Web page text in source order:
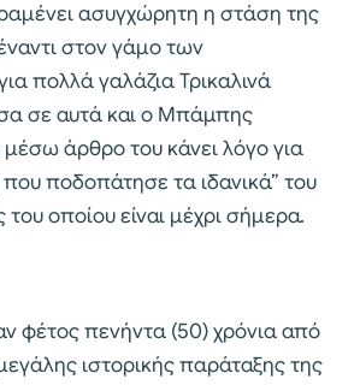
ασυγχώρητη η στάση της
στον γάμο των
πολλά γαλάζια Τρικαλινά
σε αυτά και ο Μπάμπης
άρθρο του κάνει λόγο για
ποδοπάτησε τα ιδανικά” του
οποίου είναι μέχρι σήμερα.
φέτος πενήντα (50) χρόνια από
ιστορικής παράταξης της